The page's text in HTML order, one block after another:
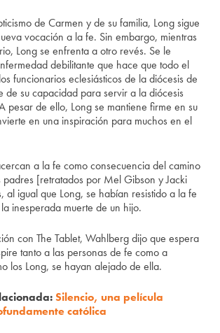
de Carmen y de su familia, Long sigue
vocación a la fe. Sin embargo, mientras
Long se enfrenta a otro revés. Se le
debilitante que hace que todo el
funcionarios eclesiásticos de la diócesis de
de su capacidad para servir a la diócesis
pesar de ello, Long se mantiene firme en su
en una inspiración para muchos en el
a la fe como consecuencia del camino
padres [retratados por Mel Gibson y Jacki
al igual que Long, se habían resistido a la fe
inesperada muerte de un hijo.
con The Tablet, Wahlberg dijo que espera
tanto a las personas de fe como a
los Long, se hayan alejado de ella.
Silencio, una película
católica